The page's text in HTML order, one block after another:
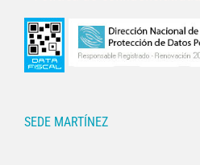
SEDE MARTÍNEZ